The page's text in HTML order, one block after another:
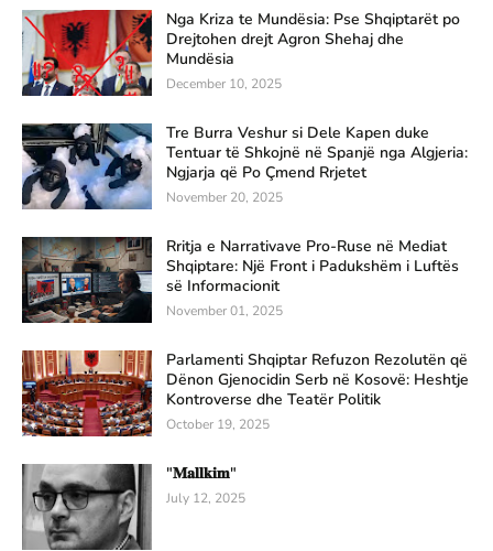
Nga Kriza te Mundësia: Pse Shqiptarët po
Drejtohen drejt Agron Shehaj dhe
Mundësia
December 10, 2025
Tre Burra Veshur si Dele Kapen duke
Tentuar të Shkojnë në Spanjë nga Algjeria:
Ngjarja që Po Çmend Rrjetet
November 20, 2025
Rritja e Narrativave Pro-Ruse në Mediat
Shqiptare: Një Front i Padukshëm i Luftës
së Informacionit
November 01, 2025
Parlamenti Shqiptar Refuzon Rezolutën që
Dënon Gjenocidin Serb në Kosovë: Heshtje
Kontroverse dhe Teatër Politik
October 19, 2025
"𝐌𝐚𝐥𝐥𝐤𝐢𝐦"
July 12, 2025